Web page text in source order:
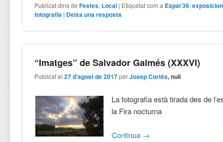
Publicat dins de Festes, Local | Etiquetat com a Espai 36,
fotografia | Deixa una resposta
“Imatges” de Salvador Galmés (XXXVI)
Publicat el27 d'agost de 2017 perJosep Cortès, null
La fotografia està tirada des de
la Fira nocturna
Continua →